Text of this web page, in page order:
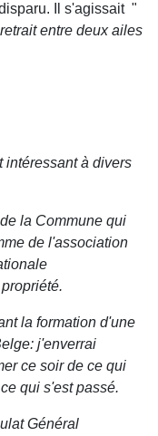
Il s'agissait "
entre deux ailes
intéressant à divers
la Commune qui
de l'association
la formation d'une
j'enverrai
ce soir de ce qui
qui s'est passé.
Général